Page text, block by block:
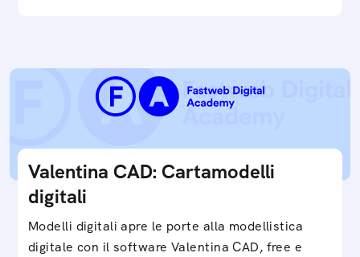
Valentina CAD: Cartamodelli
digitali
Modelli digitali apre le porte alla modellistica
digitale con il software Valentina CAD, free e